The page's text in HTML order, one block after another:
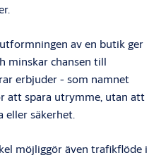
av en butik ger
minskar chansen till
erbjuder - som namnet
att spara utrymme, utan att
eller säkerhet.
möjliggör även trafikflöde i